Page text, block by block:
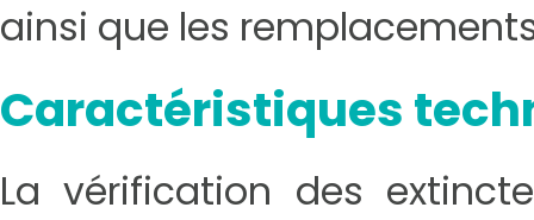
ainsi que les
Caractéristiques
La vérification des